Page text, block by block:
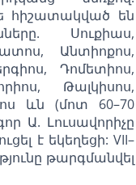
հիշատակված են
Սուքիաս,
Անտիոքոս,
Դոմետիոս,
Թալկիսոս,
ևն (մոտ 60–70
Ա. Լուսավորիչը
է եկեղեցի: VII–
թարգմանվել